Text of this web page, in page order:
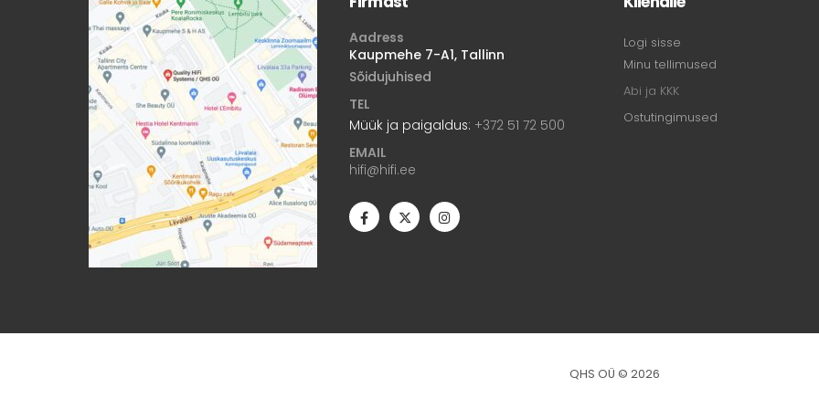
Aadress
Kaupmehe 7-A1, Tallinn
Sõidujuhised
TEL
Müük ja paigaldus: +372 51 72 500
EMAIL
hifi@hifi.ee
Logi sisse
Minu tellimused
Abi ja KKK
Ostutingimused
QHS OÜ © 2026